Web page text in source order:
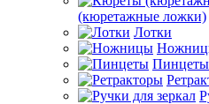
(кюретажные ложки)
Лотки
Пинцеты